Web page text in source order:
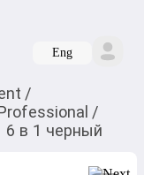
Eng
/
/
6 в 1 черный